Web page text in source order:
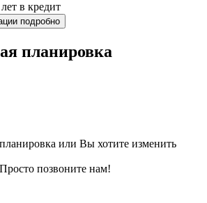
в кредит
подробно
планировка
или Вы хотите изменить
позвоните нам!